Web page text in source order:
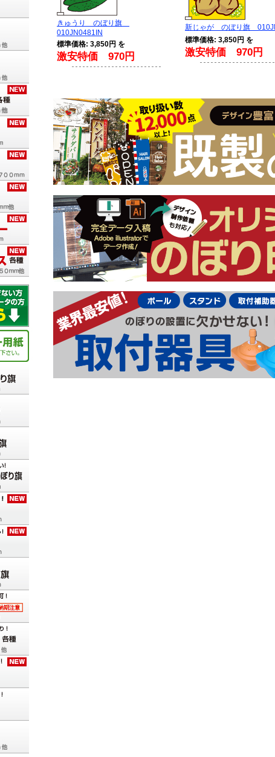
きゅうり のぼり旗
010JN0481IN
標準価格: 3,850円 を
激安特価 970円
新じゃが のぼり旗
標準価格: 3,850円 を
激安特価 970円